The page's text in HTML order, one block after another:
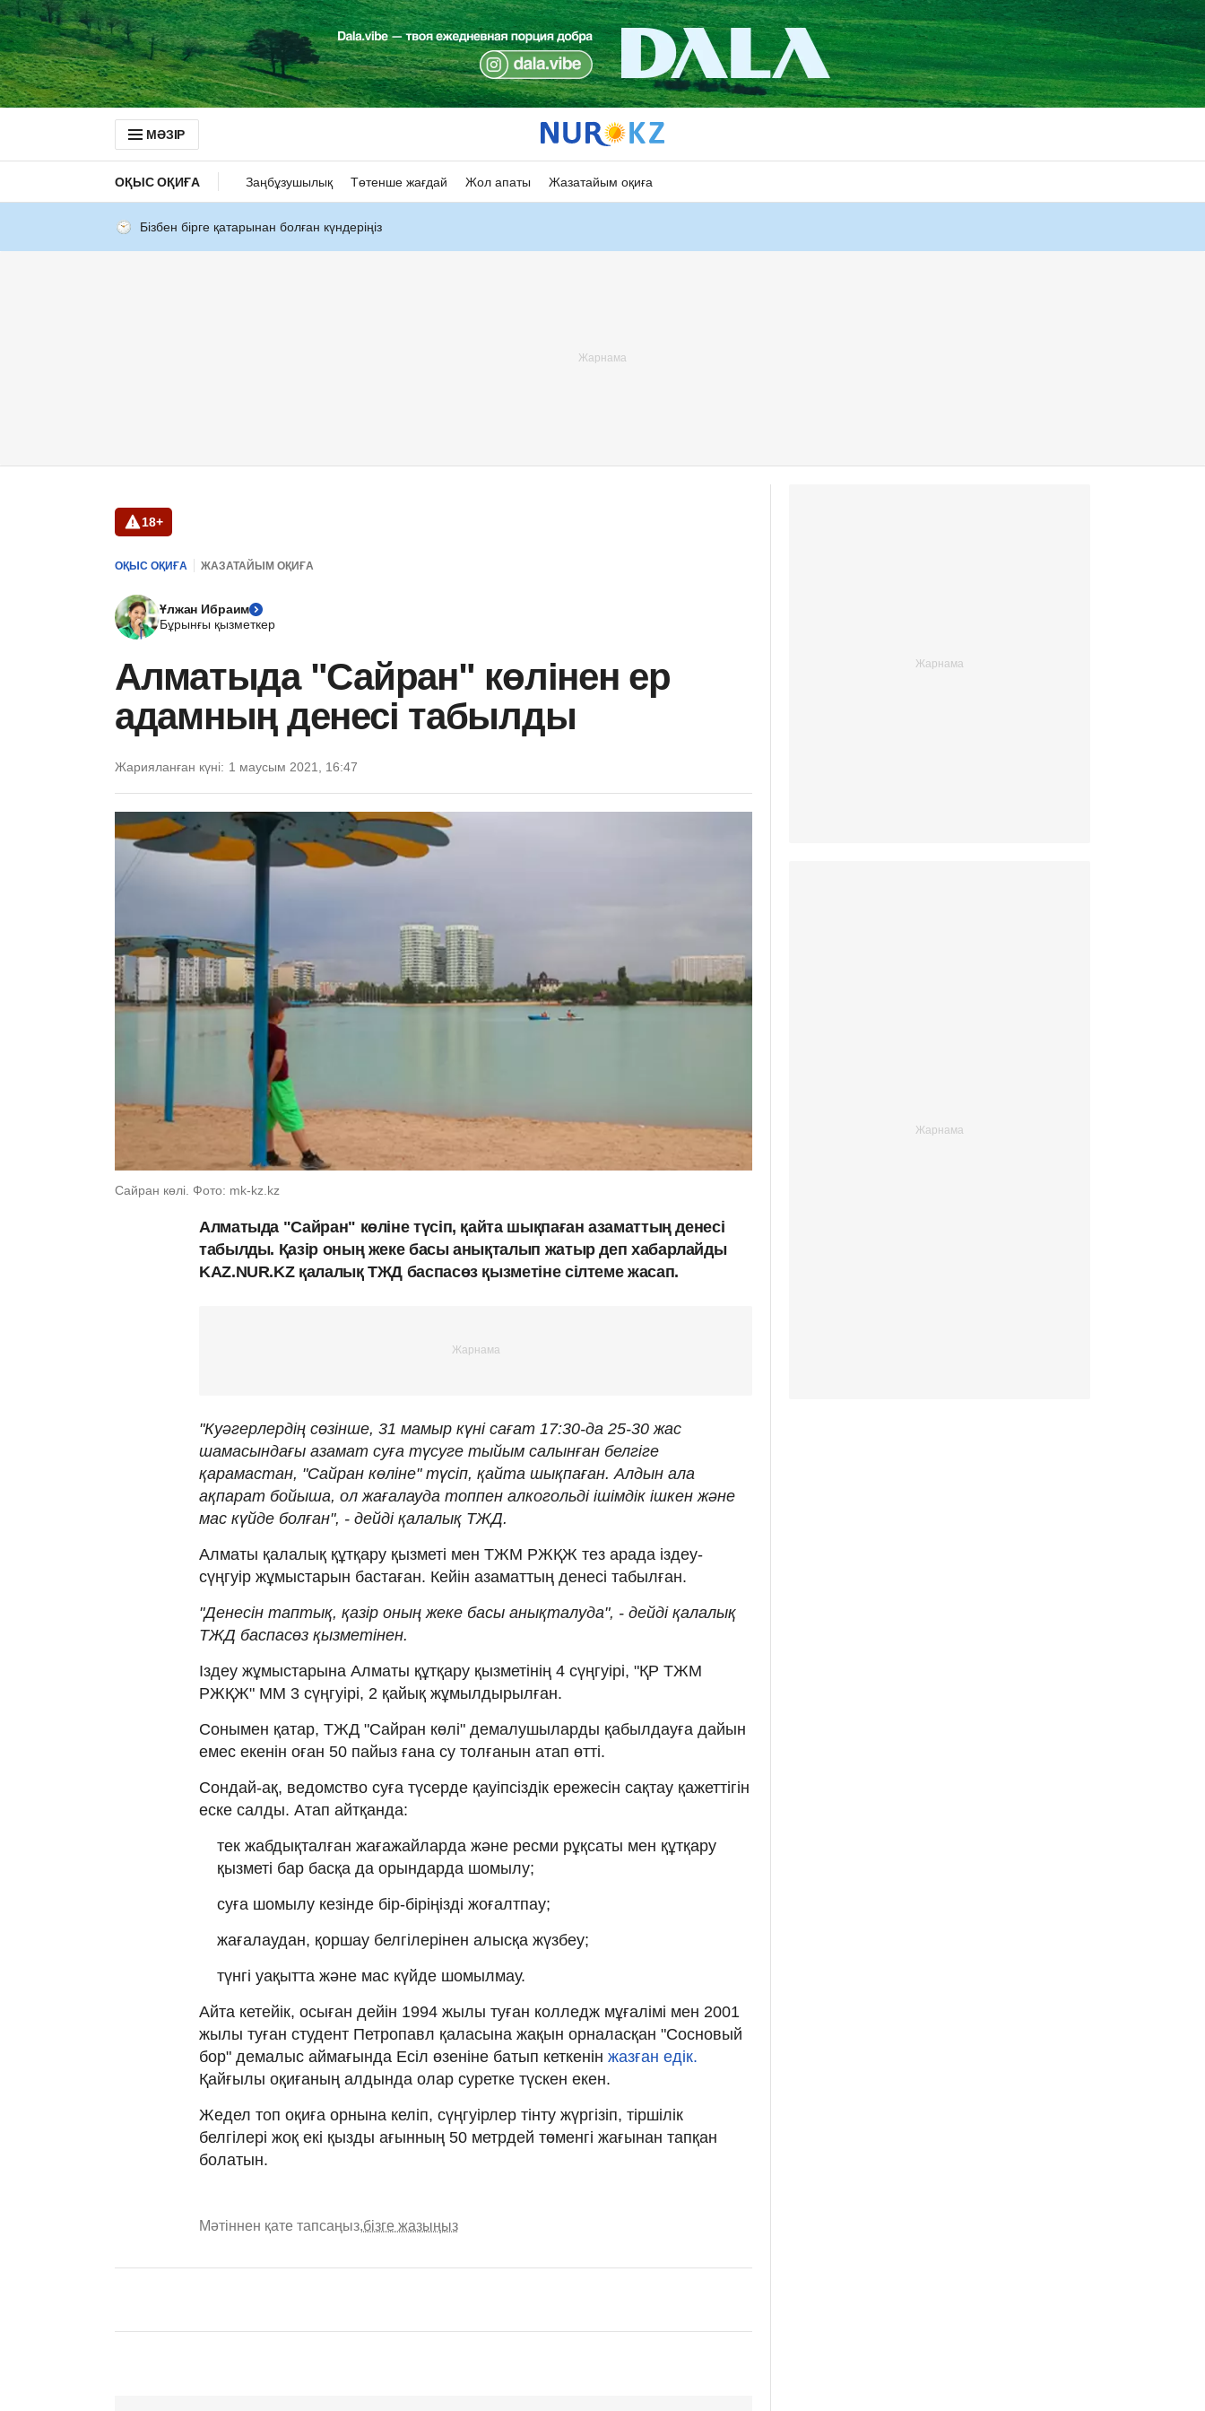
МӘЗІР
ОҚЫС ОҚИҒА Заңбұзушылық Төтенше жағдай Жол апаты Жазатайым оқиға
Бізбен бірге қатарынан болған күндеріңіз
18+
ОҚЫС ОҚИҒА ЖАЗАТАЙЫМ ОҚИҒА
Ұлжан Ибраим
Бұрынғы қызметкер
Алматыда "Сайран" көлінен ер
адамның денесі табылды
Жарияланған күні: 1 маусым 2021, 16:47
Сайран көлі. Фото: mk-kz.kz
Алматыда "Сайран" көліне түсіп, қайта шықпаған азаматтың денесі
табылды. Қазір оның жеке басы анықталып жатыр деп хабарлайды
KAZ.NUR.KZ қалалық ТЖД баспасөз қызметіне сілтеме жасап.
"Куәгерлердің сөзінше, 31 мамыр күні сағат 17:30-да 25-30 жас
шамасындағы азамат суға түсуге тыйым салынған белгіге
қарамастан, "Сайран көліне" түсіп, қайта шықпаған. Алдын ала
ақпарат бойыша, ол жағалауда топпен алкогольді ішімдік ішкен және
мас күйде болған", - дейді қалалық ТЖД.
Алматы қалалық құтқару қызметі мен ТЖМ РЖҚЖ тез арада іздеу-
сүңгуір жұмыстарын бастаған. Кейін азаматтың денесі табылған.
"Денесін таптық, қазір оның жеке басы анықталуда", - дейді қалалық
ТЖД баспасөз қызметінен.
Іздеу жұмыстарына Алматы құтқару қызметінің 4 сүңгуірі, "ҚР ТЖМ
РЖҚЖ" ММ 3 сүңгуірі, 2 қайық жұмылдырылған.
Сонымен қатар, ТЖД "Сайран көлі" демалушыларды қабылдауға дайын
емес екенін оған 50 пайыз ғана су толғанын атап өтті.
Сондай-ақ, ведомство суға түсерде қауіпсіздік ережесін сақтау қажеттігін
еске салды. Атап айтқанда:
тек жабдықталған жағажайларда және ресми рұқсаты мен құтқару
қызметі бар басқа да орындарда шомылу;
суға шомылу кезінде бір-біріңізді жоғалтпау;
жағалаудан, қоршау белгілерінен алысқа жүзбеу;
түнгі уақытта және мас күйде шомылмау.
Айта кетейік, осыған дейін 1994 жылы туған колледж мұғалімі мен 2001
жылы туған студент Петропавл қаласына жақын орналасқан "Сосновый
бор" демалыс аймағында Есіл өзеніне батып кеткенін жазған едік.
Қайғылы оқиғаның алдында олар суретке түскен екен.
Жедел топ оқиға орнына келіп, сүңгуірлер тінту жүргізіп, тіршілік
белгілері жоқ екі қызды ағынның 50 метрдей төменгі жағынан тапқан
болатын.
Мәтіннен қате тапсаңыз,бізге жазыңыз